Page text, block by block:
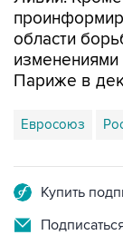
области
Париже в
Евросоюз
Купить